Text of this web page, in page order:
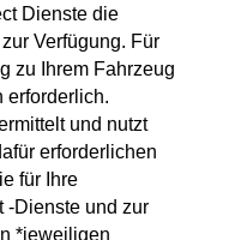
Dienste die
Verfügung. Für
zu Ihrem Fahrzeug
erforderlich.
und nutzt
erforderlichen
für Ihre
-Dienste und zur
*jeweiligen